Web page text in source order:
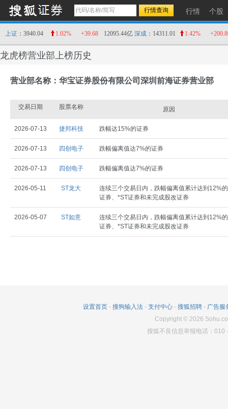
行情 个股
上证 ：3940.04 1.02% +39.68 12095.44亿 深成 ：14311.01 1.42%
龙虎榜营业部上榜历史
营业部名称：华宝证券股份有限公司深圳前海证券营业部
交易日期 股票名称 原因
2026-07-13 捷邦科技 跌幅达15%的证券
2026-07-13 四创电子 跌幅偏离值达7%的证券
2026-07-13 四创电子 跌幅偏离值达7%的证券
2026-05-11 ST龙大
连续三个交易日内，跌幅偏离值累计达到12%
证券、*ST证券和未完成股改证券
2026-05-07 ST如意
连续三个交易日内，跌幅偏离值累计达到12%
证券、*ST证券和未完成股改证券
设置首页 - 搜狗输入法 - 支付中心 - 搜狐招聘 - 广告服
Copyright© 2026
搜狐不良信息举报电话：010